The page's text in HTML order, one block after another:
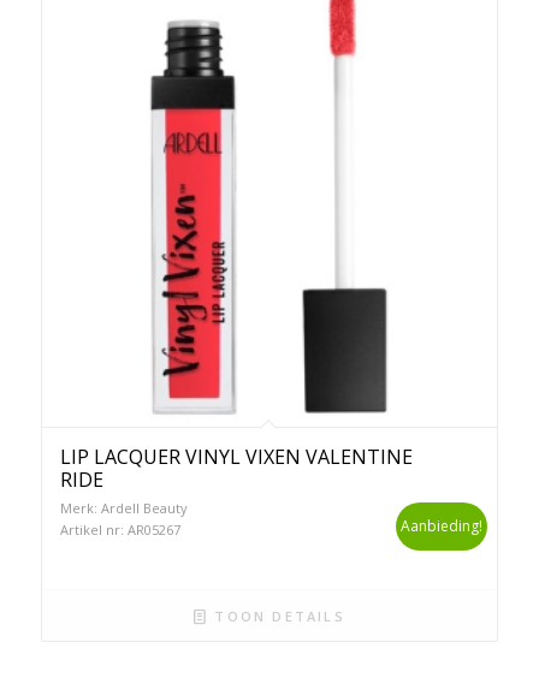
LIP LACQUER VINYL VIXEN VALENTINE
RIDE
Merk: Ardell Beauty
Artikel nr: AR05267
Aanbieding!
TOON DETAILS